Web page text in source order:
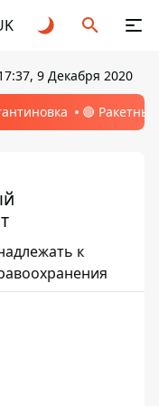
9 Декабря 2020
🔴
к